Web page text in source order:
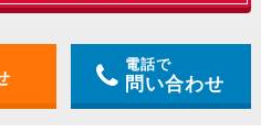
電話で
問い合わせ